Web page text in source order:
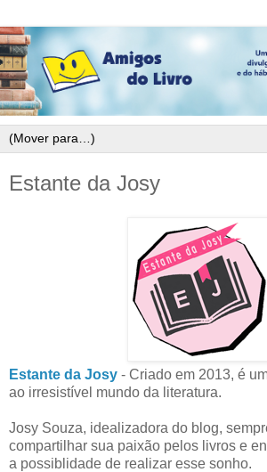
Estante da Josy
Estante da Josy - Criado em 2013, é
ao irresistível mundo da literatura.
Josy Souza, idealizadora do blog,
compartilhar sua paixão pelos livros e
a possiblidade de realizar esse sonho.